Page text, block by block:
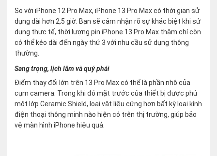
So với iPhone 12 Pro Max, iPhone 13 Pro Max có thời gian sử
dụng dài hơn 2,5 giờ. Bạn sẽ cảm nhận rõ sự khác biệt khi sử
dụng thực tế, thời lượng pin iPhone 13 Pro Max thậm chí còn
có thể kéo dài đến ngày thứ 3 với nhu cầu sử dụng thông
thường.
Sang trọng, lịch lãm và quý phái
Điểm thay đổi lớn trên 13 Pro Max có thể là phần nhô của
cụm camera. Trong khi đó mặt trước của thiết bị được phủ
một lớp Ceramic Shield, loại vật liệu cứng hơn bất kỳ loại kính
điện thoại thông minh nào hiện có trên thị trường, giúp bảo
vệ màn hình iPhone hiệu quả.